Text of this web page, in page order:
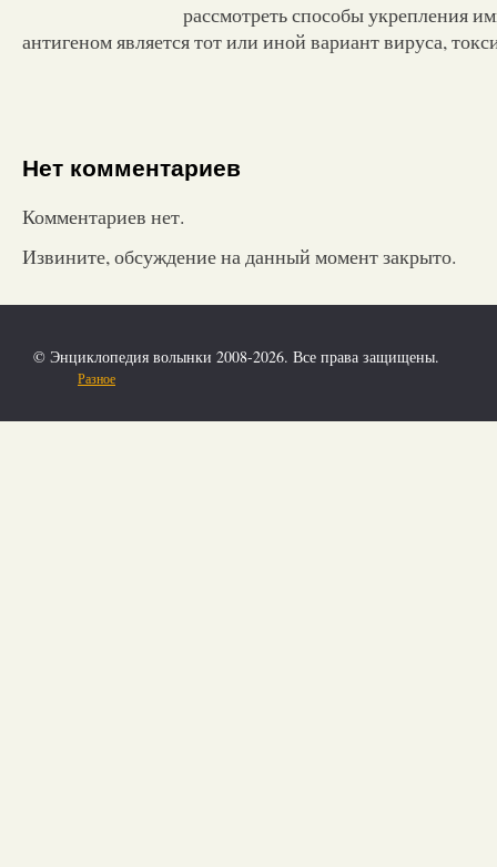
рассмотреть способы укрепления
антигеном является тот или иной вариант вируса,
Нет комментариев
Комментариев нет.
Извините, обсуждение на данный момент закрыто.
© Энциклопедия волынки 2008-2026. Все права защищены.
Разное